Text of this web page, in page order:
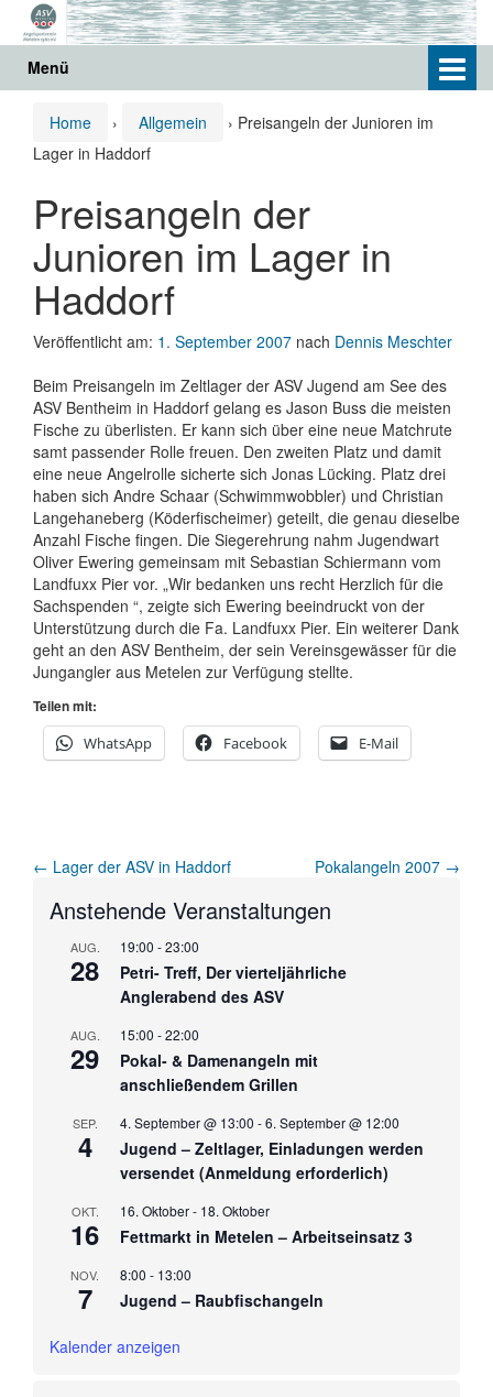
Springe
zum
Hauptmenü
Menü
Home › Allgemein › Preisangeln der Junioren im
Lager in Haddorf
Preisangeln der
Junioren im Lager in
Haddorf
Veröffentlicht am: 1. September 2007 nach Dennis Meschter
Beim Preisangeln im Zeltlager der ASV Jugend am See des
ASV Bentheim in Haddorf gelang es Jason Buss die meisten
Fische zu überlisten. Er kann sich über eine neue Matchrute
samt passender Rolle freuen. Den zweiten Platz und damit
eine neue Angelrolle sicherte sich Jonas Lücking. Platz drei
haben sich Andre Schaar (Schwimmwobbler) und Christian
Langehaneberg (Köderfischeimer) geteilt, die genau dieselbe
Anzahl Fische fingen. Die Siegerehrung nahm Jugendwart
Oliver Ewering gemeinsam mit Sebastian Schiermann vom
Landfuxx Pier vor. „Wir bedanken uns recht Herzlich für die
Sachspenden “, zeigte sich Ewering beeindruckt von der
Unterstützung durch die Fa. Landfuxx Pier. Ein weiterer Dank
geht an den ASV Bentheim, der sein Vereinsgewässer für die
Jungangler aus Metelen zur Verfügung stellte.
Teilen mit:
WhatsApp
Facebook E-Mail
Artikel-
Navigation
← Lager der ASV in Haddorf Pokalangeln 2007 →
Anstehende Veranstaltungen
AUG.
28
19:00 -23:00
Petri- Treff, Der vierteljährliche
Anglerabend des ASV
AUG.
29
15:00 -22:00
Pokal- & Damenangeln mit
anschließendem Grillen
SEP.
4
4. September @ 13:00 -6. September @ 12:00
Jugend – Zeltlager, Einladungen werden
versendet (Anmeldung erforderlich)
OKT.
16
16. Oktober- 18. Oktober
Fettmarkt in Metelen – Arbeitseinsatz 3
NOV.
7
8:00 - 13:00
Jugend – Raubfischangeln
Kalender anzeigen